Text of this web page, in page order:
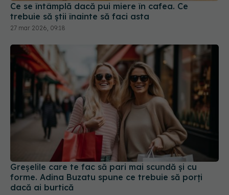
Ce se întâmplă dacă pui miere în cafea. Ce
trebuie să știi înainte să faci asta
27 mar 2026, 09:18
Greșelile care te fac să pari mai scundă și cu
forme. Adina Buzatu spune ce trebuie să porți
dacă ai burtică